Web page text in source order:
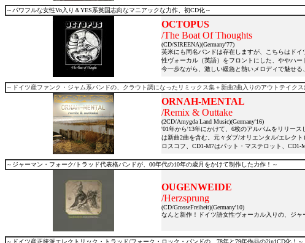
～パワフルな女性Vo入り＆YES系英国志向なマニアックな力作、初CD化～
OCTOPUS
/The Boat Of Thoughts
(CD/SIREENA)(Germany'77)
英米にも同名バンドは存在しますが、こちらはド
性ヴォーカル（英語）をフロントにした、ややハ
今一歩ながら、激しい緩急と熱いメロディで魅せ
～ドイツ産ファンク・ジャム系バンドの、クラウト調になったリミックス集＋新曲2曲入りのアウトテイクス
ORNAH-MENTAL
/Remix & Outtake
(2CD/Amygda Land Music)(Germany'16)
'01年から'13年にかけて、6枚のアルバムをリリー
は新曲2曲を含む。元々ダブ/オリエンタル/エレク
ロスコフ、CD1-M7はパット・マステロット、
～ジャーマン・フォーク/トラッド代表格バンドが、00年代の10年の歳月をかけて制作した力作！～
OUGENWEIDE
/Herzsprung
(CD/GrosseFreiheit)(Germany'10)
なんと新作！ドイツ語女性ヴォーカル入りの、ジ
～ドイツ産正統派エレクトリック・トラッド/フォーク・ロック・バンドの、78年と79年作品の2in1CD化！～